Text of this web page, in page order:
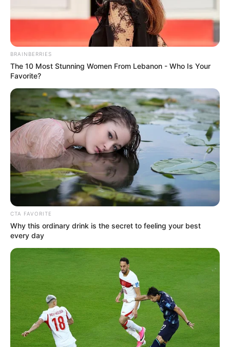
Ο Ηρακλής και η κόπρος τού Αυγεία –
Πάνδημη η κοινωνική κατακραυγή για
τον Άρειο Πάγο
Ο Ηρακλής και η κόπρος τού Αυγεία – Πάνδημη η κοινωνική
κατακραυγή για τον Άρειο Πάγο.. η Ελλάδα των μόλις 10
εκατομμυρίων πληθυσμού αποτελεί σε...
ΚΟΙΝΩΝΙΚΑ ΔΙΚΤΥΑ
FACEBOOK ΑΡΈΣΕΙ
ΕΓΓΡΑΦΕΊΤΕ
EMAIL ΑΚΟΛΟΥΘΉΣΤΕ
BRAINBERRIES
The 10 Most Stunning Women From Lebanon - Who Is Your
Favorite?
CTA FAVORITE
Why this ordinary drink is the secret to feeling your best
every day